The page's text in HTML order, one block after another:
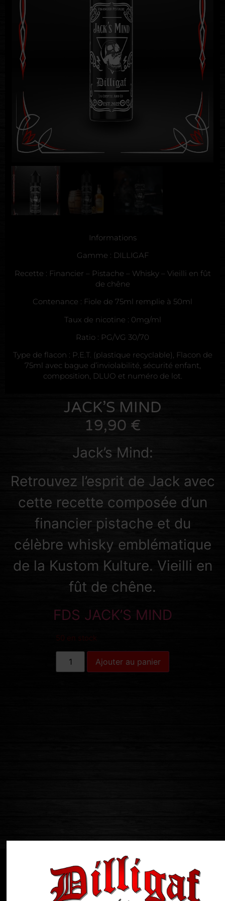
Informations
Gamme : DILLIGAF
Recette : Financier – Pistache – Whisky – Vieilli en fût
de chêne
Contenance : Fiole de 75ml remplie à 50ml
Taux de nicotine : 0mg/ml
Ratio : PG/VG 30/70
Type de flacon : P.E.T. (plastique recyclable), Flacon de
75ml avec bague d’inviolabilité, sécurité enfant,
composition, DLUO et numéro de lot.
JACK’S MIND
19,90 €
Jack’s Mind:
Retrouvez l’esprit de Jack avec
cette recette composée d’un
financier pistache et du
célèbre whisky emblématique
de la Kustom Kulture. Vieilli en
fût de chêne.
FDS JACK’S MIND
50 en stock
Ajouter au panier
un grand merci
J’invite tous ceux
@marie_isabelle66
INSTAGRAM
Ce sont d’execellents liquides,
bravo @dilligafjuice